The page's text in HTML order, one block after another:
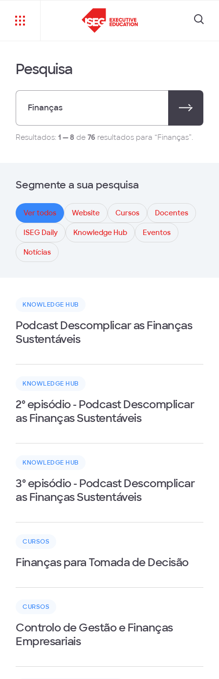
Pesquisa
Resultados: 1 — 8 de 76 resultados para “Finanças”.
Segmente a sua pesquisa
Ver todos Website Cursos Docentes
ISEG Daily Knowledge Hub Eventos
Notícias
KNOWLEDGE HUB
Podcast Descomplicar as Finanças
Sustentáveis
KNOWLEDGE HUB
2º episódio - Podcast Descomplicar
as Finanças Sustentáveis
KNOWLEDGE HUB
3º episódio - Podcast Descomplicar
as Finanças Sustentáveis
CURSOS
Finanças para Tomada de Decisão
CURSOS
Controlo de Gestão e Finanças
Empresariais